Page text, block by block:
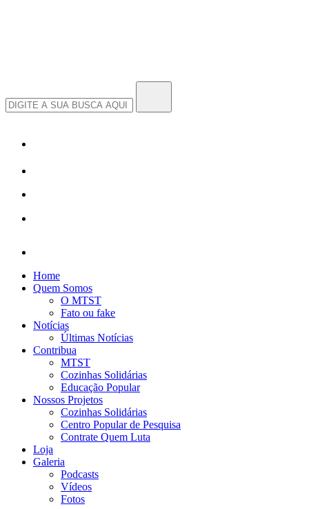
Home
Quem Somos
O MTST
Fato ou fake
Notícias
Últimas Notícias
Contribua
MTST
Cozinhas Solidárias
Educação Popular
Nossos Projetos
Cozinhas Solidárias
Centro Popular de Pesquisa
Contrate Quem Luta
Loja
Galeria
Podcasts
Vídeos
Fotos